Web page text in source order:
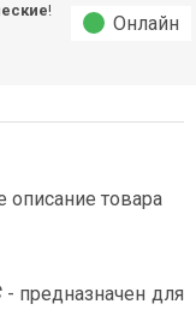
!
Онлайн
описание товара
- предназначен для